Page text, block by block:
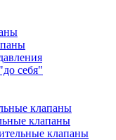
себя"
клапаны
клапаны
клапаны